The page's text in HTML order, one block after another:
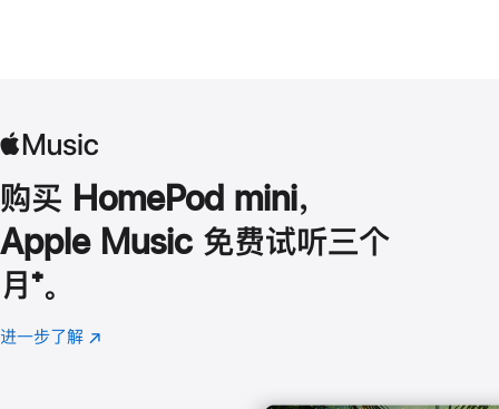
购买 HomePod mini，
Apple Music 免费试听三个
月 脚
注
⁺。
进一步了解 Apple
(在